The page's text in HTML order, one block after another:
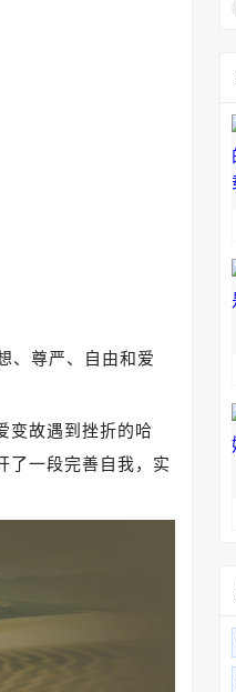
、尊严、自由和爱
变故遇到挫折的哈
了一段完善自我，实